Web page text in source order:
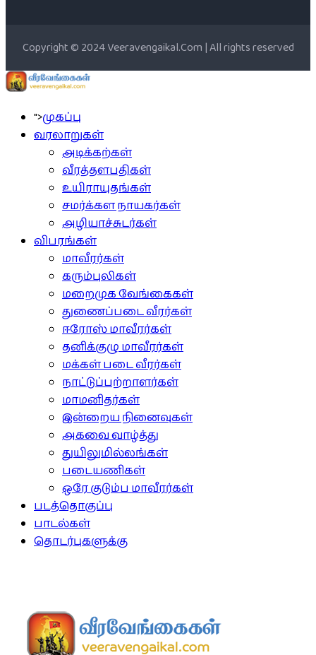
Copyright © 2024 Veeravengaikal.Com | All rights reserved
">முகப்பு
வரலாறுகள்
அடிக்கற்கள்
வீரத்தளபதிகள்
உயிராயுதங்கள்
சமர்க்கள நாயகர்கள்
அழியாச்சுடர்கள்
விபரங்கள்
மாவீரர்கள்
கரும்புலிகள்
மறைமுக வேங்கைகள்
துணைப்படை வீரர்கள்
ஈரோஸ் மாவீரர்கள்
தனிக்குழு மாவீரர்கள்
மக்கள் படை வீரர்கள்
நாட்டுப்பற்றாளர்கள்
மாமனிதர்கள்
இன்றைய நினைவுகள்
அகவை வாழ்த்து
துயிலுமில்லங்கள்
படையணிகள்
ஒரே குடும்ப மாவீரர்கள்
படத்தொகுப்பு
பாடல்கள்
தொடர்புகளுக்கு